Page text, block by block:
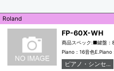
Roland
FP-60X-WH
商品スペック:■鍵盤
Piano：16音色E.Piano
ピアノ・シンセ...